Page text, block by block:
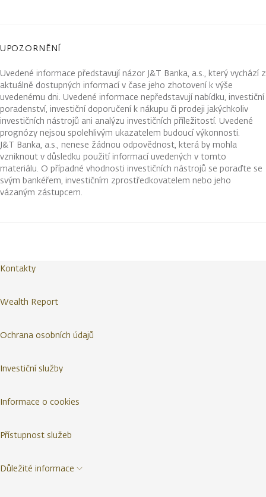
UPOZORNĚNÍ
Uvedené informace představují názor J&T Banka, a.s., který vychází z
aktuálně dostupných informací v čase jeho zhotovení k výše
uvedenému dni. Uvedené informace nepředstavují nabídku, investiční
poradenství, investiční doporučení k nákupu či prodeji jakýchkoliv
investičních nástrojů ani analýzu investičních příležitostí. Uvedené
prognózy nejsou spolehlivým ukazatelem budoucí výkonnosti.
J&T Banka, a.s., nenese žádnou odpovědnost, která by mohla
vzniknout v důsledku použití informací uvedených v tomto
materiálu. O případné vhodnosti investičních nástrojů se poraďte se
svým bankéřem, investičním zprostředkovatelem nebo jeho
vázaným zástupcem.
Kontakty
Wealth Report
Ochrana osobních údajů
Investiční služby
Informace o cookies
Přístupnost služeb
Důležité informace